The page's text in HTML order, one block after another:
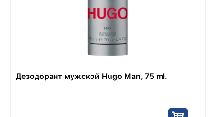
Дезодорант мужской Hugo Man, 75 ml.